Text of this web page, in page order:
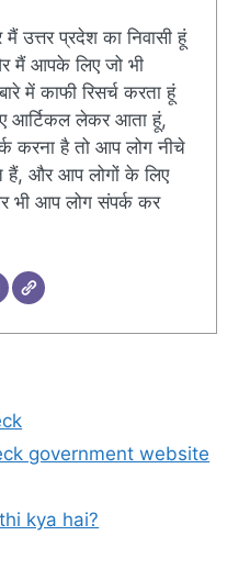
उत्तर प्रदेश का निवासी हूं
मैं आपके लिए जो भी
में काफी रिसर्च करता हूं
आर्टिकल लेकर आता हूं,
करना है तो आप लोग नीचे
और आप लोगों के लिए
भी आप लोग संपर्क कर
government website
kya hai?